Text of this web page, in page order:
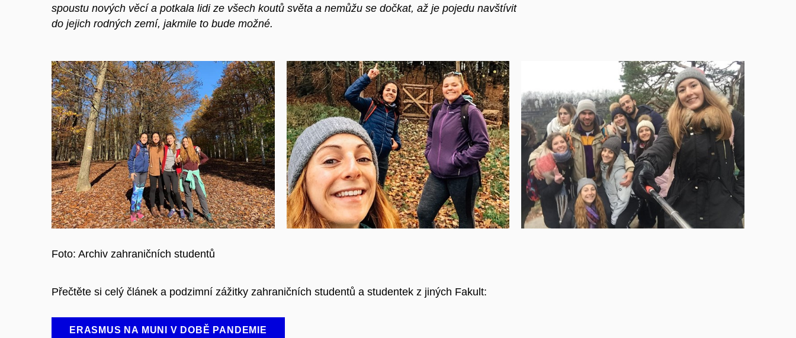
spoustu nových věcí a potkala lidi ze všech koutů světa a nemůžu se dočkat, až je pojedu navštívit
do jejich rodných zemí, jakmile to bude možné.
Foto: Archiv zahraničních studentů
Přečtěte si celý článek a podzimní zážitky zahraničních studentů a studentek z jiných Fakult:
ERASMUS NA MUNI V DOBĚ PANDEMIE